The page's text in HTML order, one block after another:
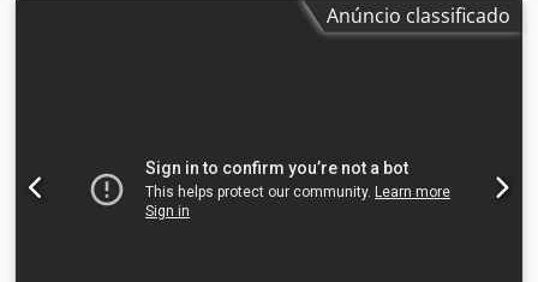
Anúncio classificado